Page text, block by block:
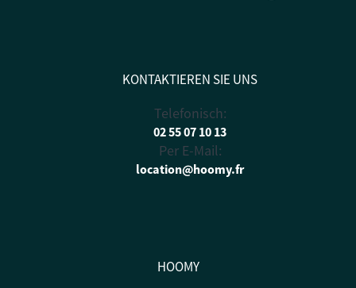
KONTAKTIEREN SIE UNS
Telefonisch:
02 55 07 10 13
Per E-Mail:
location@hoomy.fr
HOOMY